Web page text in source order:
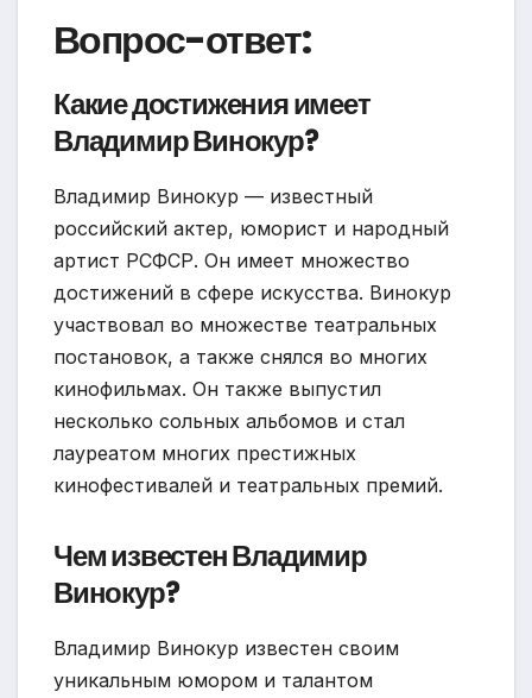
Вопрос-ответ:
Какие достижения имеет
Владимир Винокур?
Владимир Винокур — известный
российский актер, юморист и народный
артист РСФСР. Он имеет множество
достижений в сфере искусства. Винокур
участвовал во множестве театральных
постановок, а также снялся во многих
кинофильмах. Он также выпустил
несколько сольных альбомов и стал
лауреатом многих престижных
кинофестивалей и театральных премий.
Чем известен Владимир
Винокур?
Владимир Винокур известен своим
уникальным юмором и талантом